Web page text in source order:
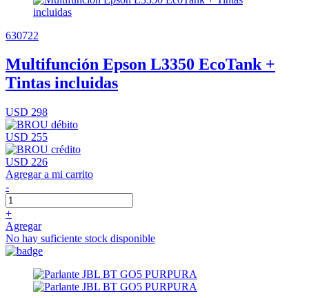
630722
Multifunción Epson L3350 EcoTank +
Tintas incluidas
USD 298
USD 255
USD 226
Agregar a mi carrito
-
+
Agregar
No hay suficiente stock disponible